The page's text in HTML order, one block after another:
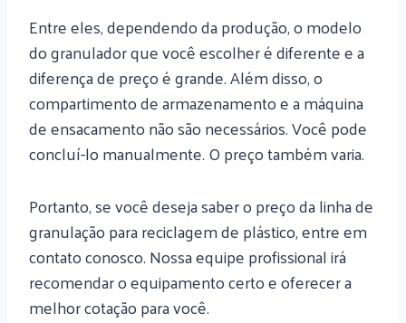
Entre eles, dependendo da produção, o modelo
do granulador que você escolher é diferente e a
diferença de preço é grande. Além disso, o
compartimento de armazenamento e a máquina
de ensacamento não são necessários. Você pode
concluí-lo manualmente. O preço também varia.
Portanto, se você deseja saber o preço da linha de
granulação para reciclagem de plástico, entre em
contato conosco. Nossa equipe profissional irá
recomendar o equipamento certo e oferecer a
melhor cotação para você.